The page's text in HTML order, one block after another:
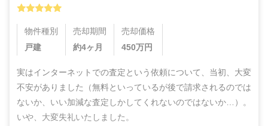
物件種別
戸建
売却期間
約4ヶ月
売却価格
450万円
実はインターネットでの査定という依頼について、当初、大変
不安がありました（無料といっているが後で請求されるのでは
ないか、いい加減な査定しかしてくれないのではないか…）。
いや、大変失礼いたしました。